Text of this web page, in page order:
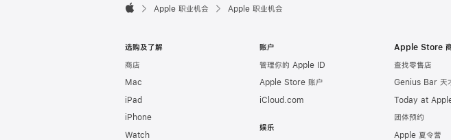

Apple 职业机会 Apple 职业机会
选购及了解
商店
Mac
iPad
iPhone
Watch
账户
管理你的 Apple ID
Apple Store 账户
iCloud.com
娱乐
Apple Store
查找零售店
Genius Bar 天
Today at
团体预约
Apple 夏令营